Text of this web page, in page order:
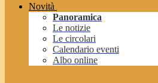
Novità
Panoramica
Le notizie
Le circolari
Calendario eventi
Albo online